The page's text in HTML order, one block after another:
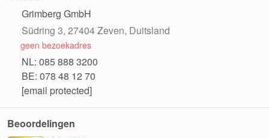
Grimberg GmbH
Südring 3, 27404 Zeven, Duitsland
geen bezoekadres
NL: 085 888 3200
BE: 078 48 12 70
[email protected]
Beoordelingen